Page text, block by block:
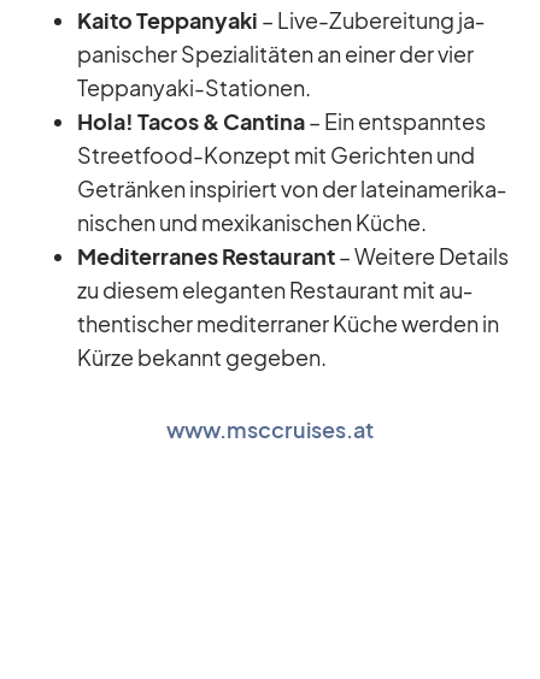
Kaito Tepp­an­yaki – Live-Zu­be­rei­tung ja­
pa­ni­scher Spe­zia­li­tä­ten an ei­ner der vier
Tepp­an­yaki-Sta­tio­nen.
Hola! Ta­cos & Can­tina– Ein ent­spann­tes
Street­food-Kon­zept mit Ge­rich­ten und
Ge­trän­ken in­spi­riert von der la­tein­ame­ri­ka­
ni­schen und me­xi­ka­ni­schen Kü­che.
Me­di­ter­ra­nes Re­stau­rant– Wei­tere De­tails
zu die­sem ele­gan­ten Re­stau­rant mit au­
then­ti­scher me­di­ter­ra­ner Kü­che wer­den in
Kürze be­kannt ge­ge­ben.
www.msccruises.at